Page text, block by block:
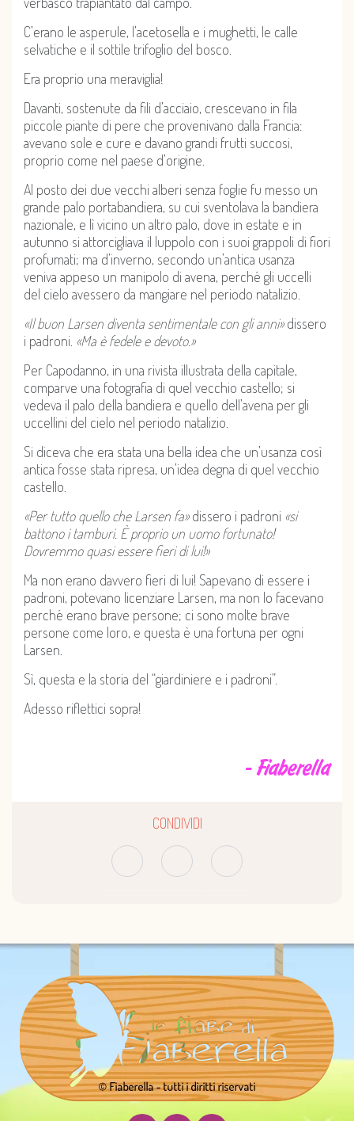
C’erano le asperule, l’acetosella e i mughetti, le calle
selvatiche e il sottile trifoglio del bosco.
Era proprio una meraviglia!
Davanti, sostenute da fili d’acciaio, crescevano in fila
piccole piante di pere che provenivano dalla Francia:
avevano sole e cure e davano grandi frutti succosi,
proprio come nel paese d’origine.
Al posto dei due vecchi alberi senza foglie fu messo un
grande palo portabandiera, su cui sventolava la bandiera
nazionale, e lì vicino un altro palo, dove in estate e in
autunno si attorcigliava il luppolo con i suoi grappoli di fiori
profumati; ma d’inverno, secondo un’antica usanza
veniva appeso un manipolo di avena, perché gli uccelli
del cielo avessero da mangiare nel periodo natalizio.
«Il buon Larsen diventa sentimentale con gli anni»dissero
i padroni. «Ma è fedele e devoto.»
Per Capodanno, in una rivista illustrata della capitale,
comparve una fotografia di quel vecchio castello; si
vedeva il palo della bandiera e quello dell’avena per gli
uccellini del cielo nel periodo natalizio.
Si diceva che era stata una bella idea che un’usanza così
antica fosse stata ripresa, un’idea degna di quel vecchio
castello.
«Per tutto quello che Larsen fa»dissero i padroni «si
battono i tamburi. È proprio un uomo fortunato!
Dovremmo quasi essere fieri di lui!»
Ma non erano davvero fieri di lui! Sapevano di essere i
padroni, potevano licenziare Larsen, ma non lo facevano
perché erano brave persone; ci sono molte brave
persone come loro, e questa è una fortuna per ogni
Larsen.
Sì, questa e la storia del “giardiniere e i padroni”.
Adesso riflettici sopra!
- Fiaberella
CONDIVIDI